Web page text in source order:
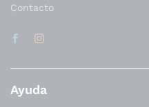
Contacto
Ayuda